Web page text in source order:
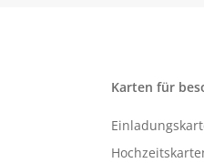
Karten für